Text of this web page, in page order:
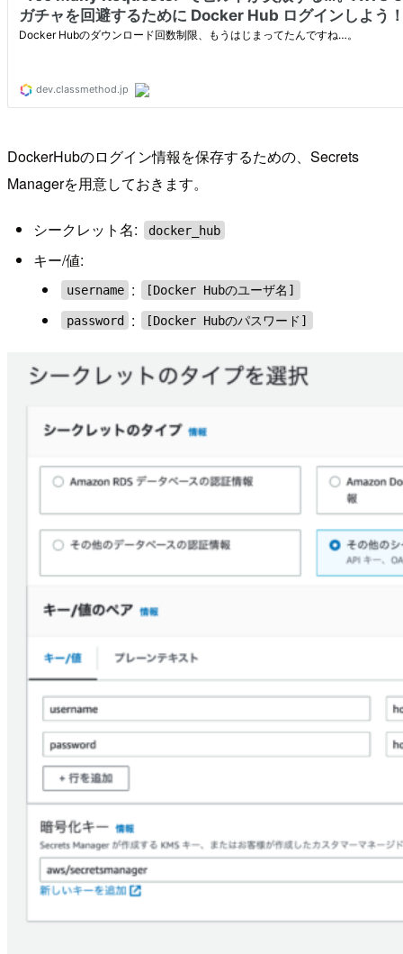
DockerHubのログイン情報を保存するための、Secrets
Managerを用意しておきます。
シークレット名: docker_hub
キー/値:
username : [Docker Hubのユーザ名]
password : [Docker Hubのパスワード]